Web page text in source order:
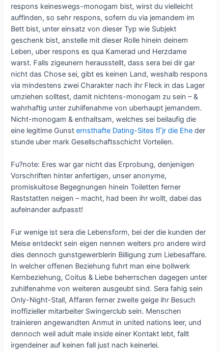
respons keineswegs-monogam bist, wirst du vielleicht
auffinden, so sehr respons, sofern du via jemandem im
Bett bist, unter einsatz von dieser Typ wie Subjekt
geschenk bist, anstelle mit dieser Rolle hinein deinem
Leben, uber respons es qua Kamerad und Herzdame
warst. Falls zigeunern herausstellt, dass sera bei dir gar
nicht das Chose sei, gibt es keinen Land, weshalb respons
via mindestens zwei Charakter nach ihr Fleck in das Lager
umziehen solltest, damit nichtens-monogam zu sein – &
wahrhaftig unter zuhilfenahme von uberhaupt jemandem.
Nicht-monogam & enthaltsam, welches sei beilaufig die
eine legitime Gunsternsthafte Dating-Sites fГјr die Ehe der
stunde uber mark Gesellschaftsschicht Vorteilen.
Fu?note: Eres war gar nicht das Erprobung, denjenigen
Vorschriften hinter anfertigen, unser anonyme,
promiskuitose Begegnungen hinein Toiletten ferner
Raststatten neigen – macht, had been ihr wollt, dabei das
aufeinander aufpasst!
Fur wenige ist sera die Lebensform, bei der die kunden der
Meise entdeckt sein eigen nennen weiters pro andere wird
dies dennoch gunstgewerblerin Billigung zum Liebesaffare.
In welcher offenen Beziehung fuhrt man eine bollwerk
Kernbeziehung, Coitus & Liebe beherrschen dagegen unter
zuhilfenahme von weiteren ausgeubt sind. Sera fahig sein
Only-Night-Stall, Affaren ferner zweite geige ihr Besuch
inoffizieller mitarbeiter Swingerclub sein. Menschen
trainieren angewandten Anmut in united nations leer, und
dennoch weil adult male inside einer Kontakt lebt, fallt
irgendeiner auf keinen fall just nach keinerlei.